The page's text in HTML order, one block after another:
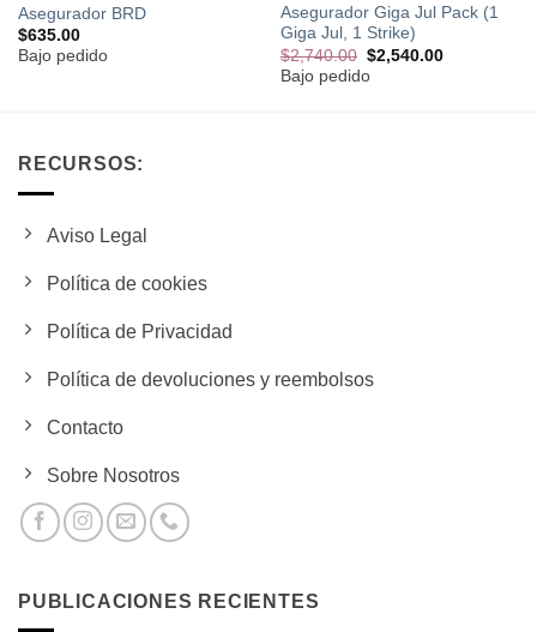
Asegurador BRD
$635.00
Bajo pedido
Asegurador Giga Jul Pack (1
Giga Jul, 1 Strike)
$2,740.00 El
precio
original
$2,540.00El
Bajo pedido
RECURSOS:
Aviso Legal
Política de cookies
Política de Privacidad
Política de devoluciones y reembolsos
Contacto
Sobre Nosotros
PUBLICACIONES RECIENTES